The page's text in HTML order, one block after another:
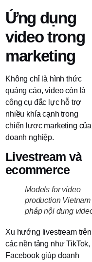
Ứng dụng
video trong
marketing
Không chỉ là hình thức
quảng cáo, video còn là
công cụ đắc lực hỗ trợ
nhiều khía cạnh trong
chiến lược marketing của
doanh nghiệp.
Livestream và
ecommerce
Models for video
production
pháp nội dung
Xu hướng livestream trên
các nền tảng như TikTok,
Facebook giúp doanh